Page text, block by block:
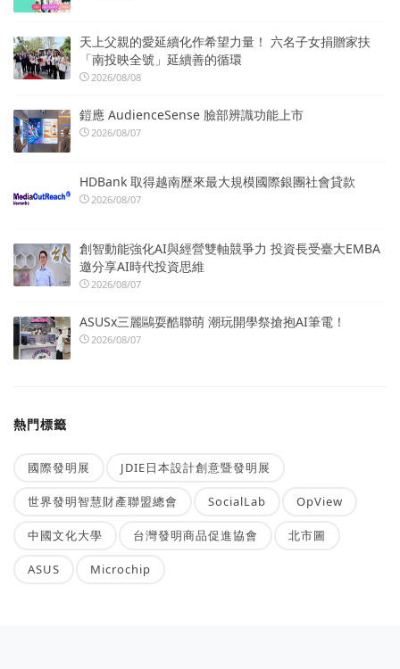
天上父親的愛延續化作希望力量！ 六名子女捐贈家扶
「南投映全號」延續善的循環
2026/08/08
鎧應 AudienceSense 臉部辨識功能上市
2026/08/07
HDBank 取得越南歷來最大規模國際銀團社會貸款
2026/08/07
創智動能強化AI與經營雙軸競爭力 投資長受臺大EMBA
邀分享AI時代投資思維
2026/08/07
ASUSx三麗鷗耍酷聯萌 潮玩開學祭搶抱AI筆電！
2026/08/07
熱門標籤
國際發明展 JDIE日本設計創意暨發明展
世界發明智慧財產聯盟總會 SocialLab OpView
中國文化大學 台灣發明商品促進協會 北市圖
ASUS Microchip